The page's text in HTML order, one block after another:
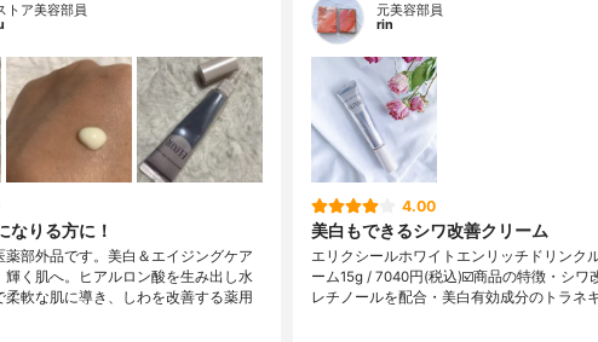
トア美容部員
なりる方に！
薬部外品です。美白＆エイジングケア
輝く肌へ。ヒアルロン酸を生み出し水
軟な肌に導き、しわを改善する薬用
元美容部員
rin
4.00
美白もできるシワ改善クリーム
エリクシールホワイトエンリッチドリンク
ーム15g / 7040円(税込)☑️商品の特徴・シワ
レチノールを配合・美白有効成分のトラネ